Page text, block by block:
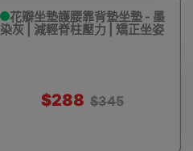
花瓣坐墊護腰靠背墊坐墊 - 墨
染灰 | 減輕脊柱壓力 | 矯正坐姿
$288 $345